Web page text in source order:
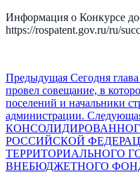
Информация о Конкурсе
https://rospatent.gov.ru/ru/
Предыдущая Сегодня
провел совещание, в
поселений и начальники
администрации.
РОССИЙСКОЙ
ТЕРРИТОРИАЛЬНОГО
ВНЕБЮДЖЕТНОГО